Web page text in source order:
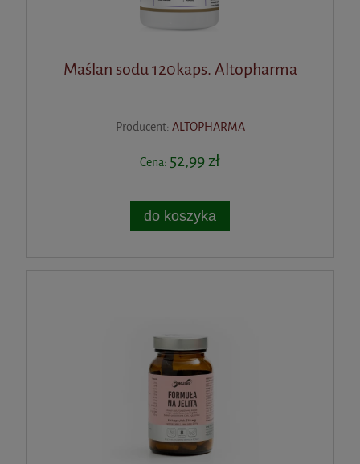
Maślan sodu 120kaps. Altopharma
Producent: ALTOPHARMA
Cena: 52,99 zł
do koszyka